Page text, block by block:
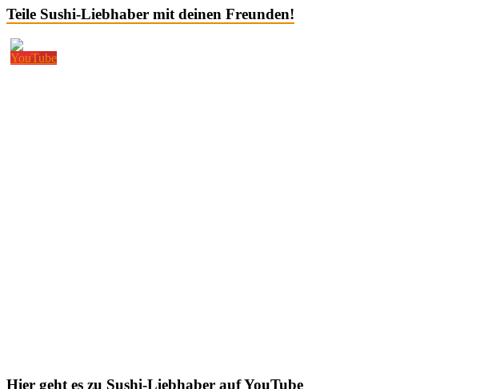
Teile Sushi-Liebhaber mit deinen Freunden!
Hier geht es zu Sushi-Liebhaber auf YouTube